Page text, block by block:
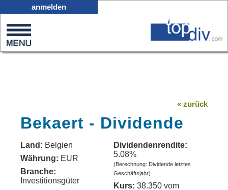
0
on
anmelden
« zurück
Bekaert - Dividende
Land: Belgien
Währung: EUR
Branche:
Investitionsgüter
Dividendenrendite:
5.08%
(Berechnung: Dividende letztes
Geschäftsjahr)
Kurs: 38.350 vom